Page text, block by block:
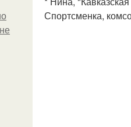
Спортсменка,